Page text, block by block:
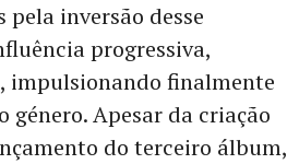
inversão desse
progressiva,
impulsionando finalmente
Apesar da criação
do terceiro álbum,